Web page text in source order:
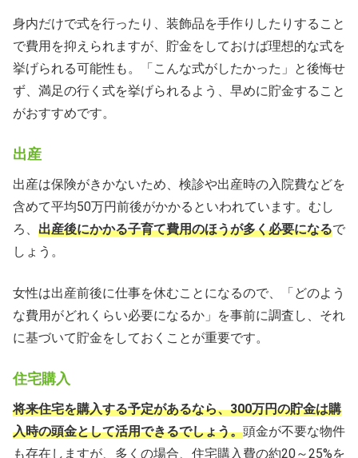
身内だけで式を行ったり、装飾品を手作りしたりすること
で費用を抑えられますが、貯金をしておけば理想的な式を
挙げられる可能性も。「こんな式がしたかった」と後悔せ
ず、満足の行く式を挙げられるよう、早めに貯金すること
がおすすめです。
出産
出産は保険がきかないため、検診や出産時の入院費などを
含めて平均50万円前後がかかるといわれています。むし
ろ、 出産後にかかる子育て費用のほうが多く必要になるで
しょう。
女性は出産前後に仕事を休むことになるので、「どのよう
な費用がどれくらい必要になるか」を事前に調査し、それ
に基づいて貯金をしておくことが重要です。
住宅購入
将来住宅を購入する予定があるなら、300万円の貯金は購
入時の頭金として活用できるでしょう。頭金が不要な物件
も存在しますが、多くの場合、住宅購入費の約20～25%を